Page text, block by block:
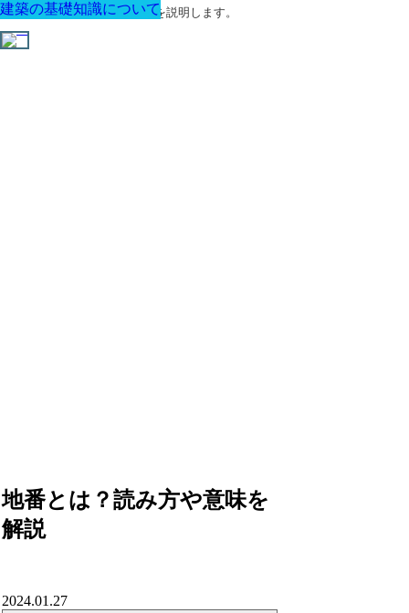
建築に関する用語と関連法令を説明します。
地番とは？読み方や意味を
解説
建築の基礎知識について
2024.01.27
建築の基礎知識について
建築の基礎知識について
建築の基礎知識について
建築の基礎知識について
建築の基礎知識について
建築の基礎知識について